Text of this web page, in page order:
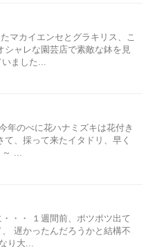
カイエンセとグラキリス、こ
ャレな園芸店で素敵な鉢を見
ました...
年のべに花ハナミズキは花付き
、採って来たイタドリ、早く
...
・・ １週間前、ポツポツ出て
遅かったんだろうかと結構不
り大...